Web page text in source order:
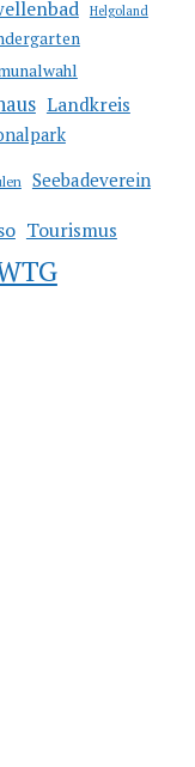
Helgoland
Landkreis
Seebadeverein
Tourismus